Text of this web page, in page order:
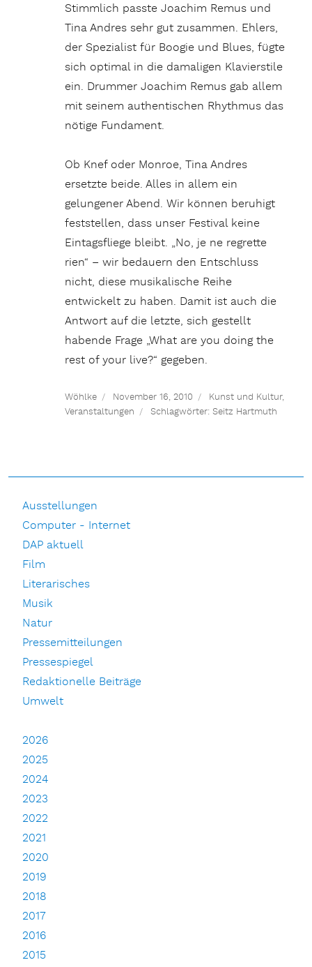
Stimmlich passte Joachim Remus und
Tina Andres sehr gut zusammen. Ehlers,
der Spezialist für Boogie und Blues, fügte
sich optimal in die damaligen Klavierstile
ein. Drummer Joachim Remus gab allem
mit seinem authentischen Rhythmus das
nötige Fundament.
Ob Knef oder Monroe, Tina Andres
ersetzte beide. Alles in allem ein
gelungener Abend. Wir können beruhigt
feststellen, dass unser Festival keine
Eintagsfliege bleibt. „No, je ne regrette
rien“ – wir bedauern den Entschluss
nicht, diese musikalische Reihe
entwickelt zu haben. Damit ist auch die
Antwort auf die letzte, sich gestellt
habende Frage „What are you doing the
rest of your live?“ gegeben.
Wöhlke November 16, 2010 Kunst und Kultur,
Veranstaltungen
Schlagwörter: Seitz Hartmuth
Ausstellungen
Computer - Internet
DAP aktuell
Film
Literarisches
Musik
Natur
Pressemitteilungen
Pressespiegel
Redaktionelle Beiträge
Umwelt
2026
2025
2024
2023
2022
2021
2020
2019
2018
2017
2016
2015